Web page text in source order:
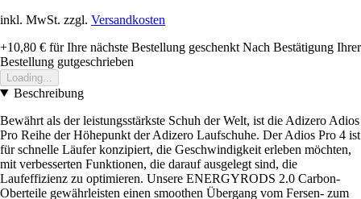
inkl. MwSt. zzgl. Versandkosten
+10,80 € für Ihre nächste Bestellung geschenkt Nach Bestätigung Ihrer
Bestellung gutgeschrieben
Loading...
Beschreibung
Bewährt als der leistungsstärkste Schuh der Welt, ist die Adizero Adios
Pro Reihe der Höhepunkt der Adizero Laufschuhe. Der Adios Pro 4 ist
für schnelle Läufer konzipiert, die Geschwindigkeit erleben möchten,
mit verbesserten Funktionen, die darauf ausgelegt sind, die
Laufeffizienz zu optimieren. Unsere ENERGYRODS 2.0 Carbon-
Oberteile gewährleisten einen smoothen Übergang vom Fersen- zum